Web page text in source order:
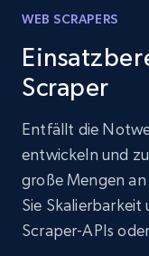
WEB SCRAPERS
Scraper
Entfällt die
entwickeln und
große Mengen
Sie Skalierbarkeit
Scraper-APIs